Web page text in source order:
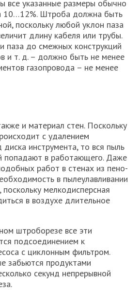
все указанные размеры обычно
10…12%. Штроба должна быть
поскольку любой уклон паза
длину кабеля или трубы.
паза до смежных конструкций
и т. д. – должно быть не менее
газопровода – не менее
и материал стен. Поскольку
с удалением
инструмента, то вся пыль
попадают в работающего. Даже
работ в стенах из пено-
в пылеулавливании
поскольку мелкодисперсная
в воздухе длительное
штроборезе все эти
подсоединением к
с циклонным фильтром.
забьются продуктами
секунд непрерывной